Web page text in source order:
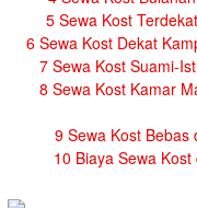
5 Sewa Kost
6 Sewa Kost Dekat
7 Sewa Kost Suami-
8 Sewa Kost Kamar
9 Sewa Kost Bebas
10 Biaya Sewa